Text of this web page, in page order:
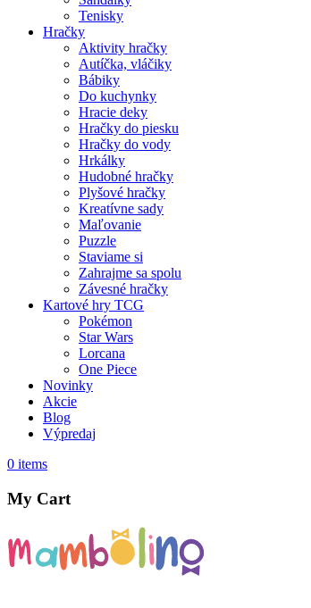
Tenisky
Hračky
Aktivity hračky
Autíčka, vláčiky
Bábiky
Do kuchynky
Hracie deky
Hračky do piesku
Hračky do vody
Hrkálky
Hudobné hračky
Plyšové hračky
Kreatívne sady
Maľovanie
Puzzle
Staviame si
Zahrajme sa spolu
Závesné hračky
Kartové hry TCG
Pokémon
Star Wars
Lorcana
One Piece
Novinky
Akcie
Blog
Výpredaj
0 items
My Cart